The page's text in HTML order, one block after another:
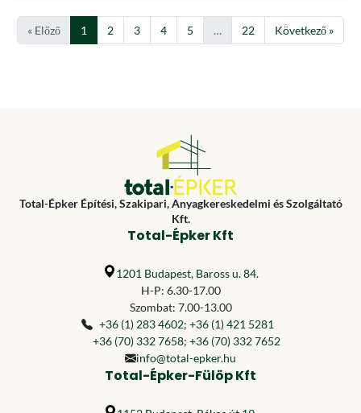
« Előző 1 2 3 4 5 … 22 Következő »
Total-Épker Építési, Szakipari, Anyagkereskedelmi és Szolgáltató
Kft.
Total-Épker Kft
1201 Budapest, Baross u. 84.
H-P: 6.30-17.00
Szombat: 7.00-13.00
+36 (1) 283 4602; +36 (1) 421 5281
+36 (70) 332 7658; +36 (70) 332 7652
info@total-epker.hu
Total-Épker-Fülöp Kft